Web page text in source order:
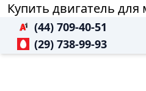
Купить двигатель
(44) 709-40-51
(29) 738-99-93